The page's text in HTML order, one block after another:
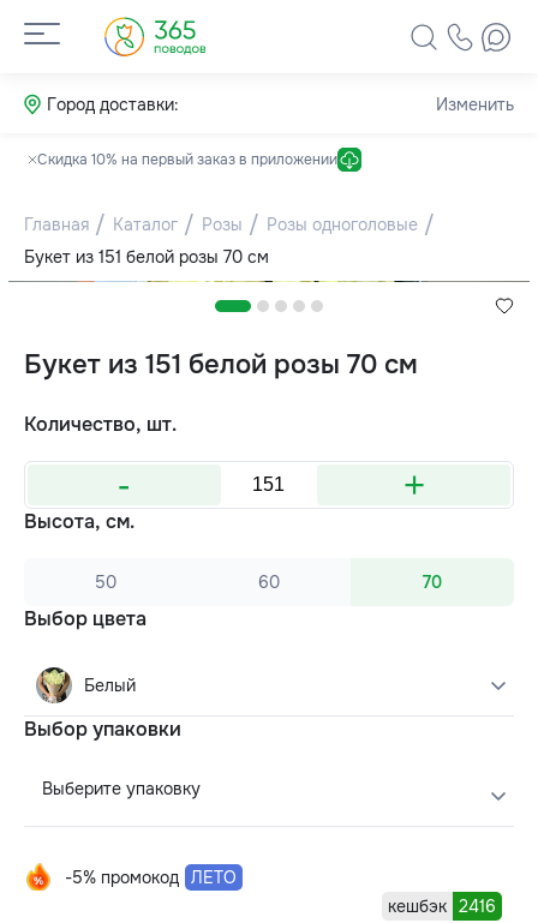
Город доставки: Изменить
Скидка 10% на первый заказ в приложении
Главная Каталог Розы
Розы одноголовые
Букет из 151 белой розы 70 см
Букет из 151 белой розы 70 см
Количество, шт.
- +
Высота, см.
50 60 70
Выбор цвета
Белый
Выбор упаковки
Выберите упаковку
-5% промокод ЛЕТО
кешбэк 2416